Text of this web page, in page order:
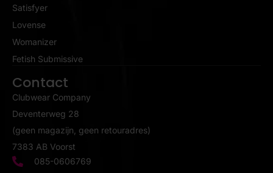
Satisfyer
Lovense
Womanizer
Fetish Submissive
Contact
Clubwear Company
Deventerweg 28
(geen magazijn, geen retouradres)
7383 AB Voorst
085-0606769